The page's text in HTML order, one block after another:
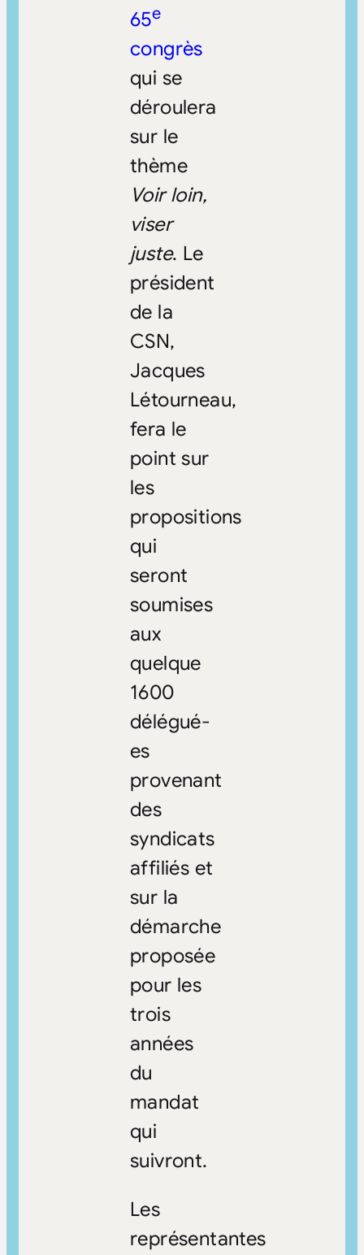
65e
congrès
qui se
déroulera
sur le
thème
Voir loin,
viser
juste. Le
président
de la
CSN,
Jacques
Létourneau,
fera le
point sur
les
propositions
qui
seront
soumises
aux
quelque
1600
délégué-
es
provenant
des
syndicats
affiliés et
sur la
démarche
proposée
pour les
trois
années
du
mandat
qui
suivront.
Les
représentantes